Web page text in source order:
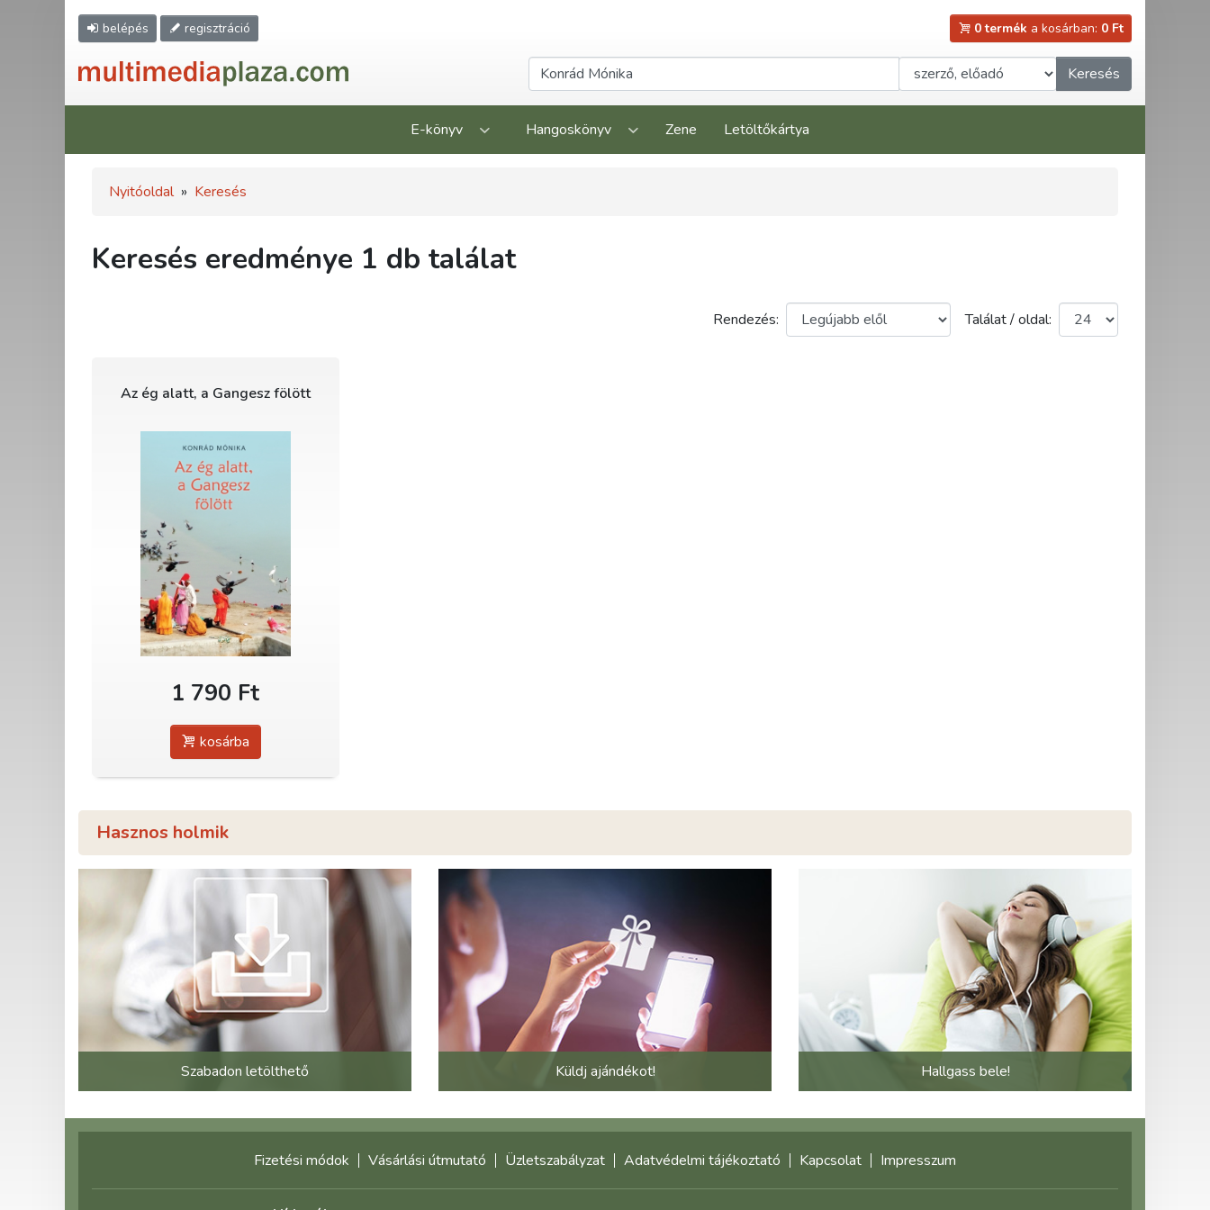
belépés regisztráció 0 termék a kosárban: 0 Ft
Keresés
E-könyv Hangoskönyv Zene Letöltőkártya
Nyitóoldal » Keresés
Keresés eredménye 1 db találat
Rendezés: Találat / oldal:
Az ég alatt, a Gangesz fölött
1 790 Ft
kosárba
Hasznos holmik
Szabadon letölthető Küldj ajándékot! Hallgass bele!
Fizetési módok Vásárlási útmutató Üzletszabályzat Adatvédelmi tájékoztató Kapcsolat Impresszum